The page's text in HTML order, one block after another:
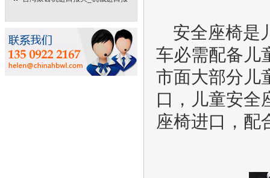
安全座椅是
车必需配备儿
市面大部分儿
口，儿童安全
座椅进口，配